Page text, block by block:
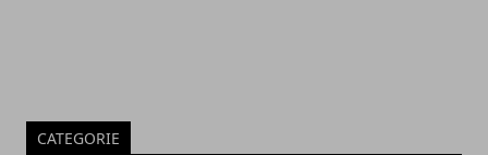
CATEGORIE